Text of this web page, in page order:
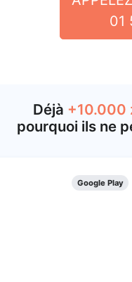
01
Déjà +10.000
pourquoi ils ne
Google Play